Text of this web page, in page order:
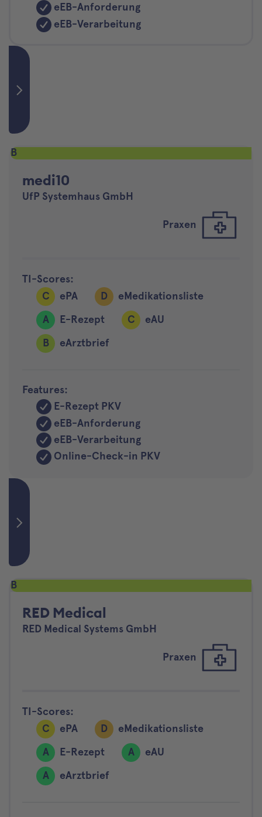
eEB-Anforderung
eEB-Verarbeitung
B
medi10
UfP Systemhaus GmbH
Praxen
TI-Scores:
C
ePA D
eMedikationsliste
A
E-Rezept C
eAU
B
eArztbrief
Features:
E-Rezept PKV
eEB-Anforderung
eEB-Verarbeitung
Online-Check-in PKV
B
RED Medical
RED Medical Systems GmbH
Praxen
TI-Scores:
C
ePA D
eMedikationsliste
A
E-Rezept A
eAU
A
eArztbrief